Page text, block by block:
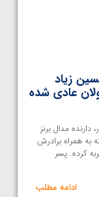
زیاد
عادی شده
مدال برنز
به همراه برادرش
کرده. پسر
ادامه مطلب